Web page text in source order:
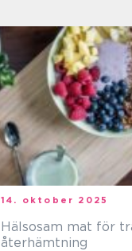
14. oktober 2025
Hälsosam mat för
återhämtning